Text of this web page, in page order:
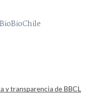
y transparencia de BBCL